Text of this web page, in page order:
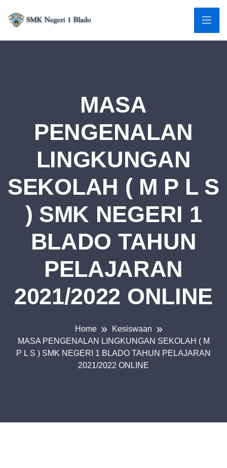
MASA
PENGENALAN
LINGKUNGAN
SEKOLAH ( M P L S
) SMK NEGERI 1
BLADO TAHUN
PELAJARAN
2021/2022 ONLINE
Home
Kesiswaan
MASA PENGENALAN LINGKUNGAN SEKOLAH ( M
P L S ) SMK NEGERI 1 BLADO TAHUN PELAJARAN
2021/2022 ONLINE